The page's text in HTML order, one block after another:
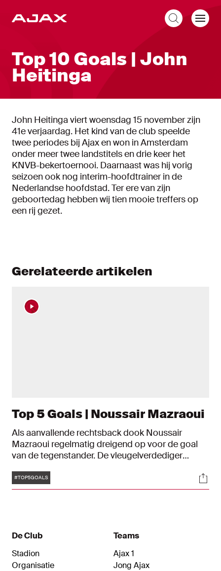
Top 10 Goals | John
Heitinga
John Heitinga viert woensdag 15 november zijn
41e verjaardag. Het kind van de club speelde
twee periodes bij Ajax en won in Amsterdam
onder meer twee landstitels en drie keer het
KNVB-bekertoernooi. Daarnaast was hij vorig
seizoen ook nog interim-hoofdtrainer in de
Nederlandse hoofdstad. Ter ere van zijn
geboortedag hebben wij tien mooie treffers op
een rij gezet.
Gerelateerde artikelen
Top 5 Goals | Noussair Mazraoui
Als aanvallende rechtsback dook Noussair
Mazraoui regelmatig dreigend op voor de goal
van de tegenstander. De vleugelverdediger
Wie herinnert zich niet de goals tegen onder
andere PSV, Bayern München en Benfica?
Tags
#TOP5GOALS
De Club
Stadion
Organisatie
Teams
Ajax 1
Jong Ajax